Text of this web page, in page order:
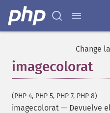
Change
imagecolorat
(PHP 4, PHP 5, PHP 7, PHP 8)
imagecolorat — Devuelve